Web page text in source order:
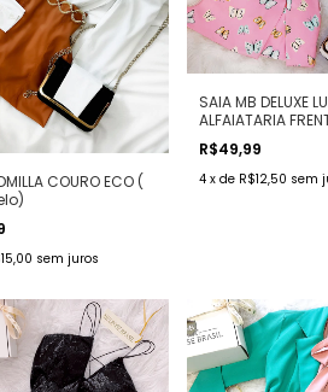
COURO ECO (
sem juros
SAIA MB DELUXE
ALFAIATARIA
COSTAS É SAIA (
MINI BORBOLETAS
ROSA)
R$49,99
4 xde R$12,50 sem